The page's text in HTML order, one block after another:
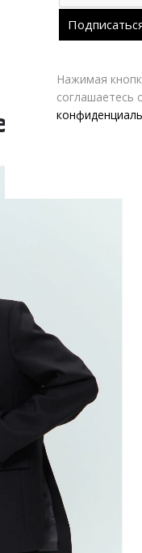
Нажимая
соглашаетесь с